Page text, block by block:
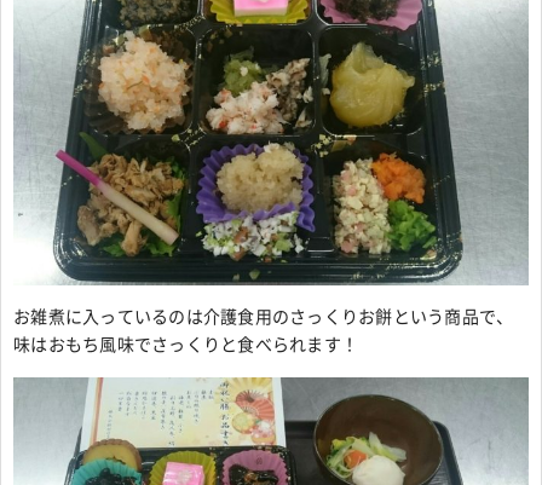
お雑煮に入っているのは介護食用のさっくりお餅という商品で、
味はおもち風味でさっくりと食べられます！